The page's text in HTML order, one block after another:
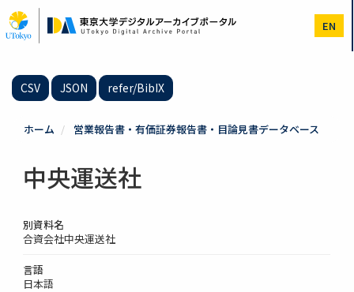
イ
ン
EN
CSV JSON refer/BibIX
ホーム 営業報告書・有価証券報告書・目論見書データベース
中央運送社
別資料名
合資会社中央運送社
言語
日本語